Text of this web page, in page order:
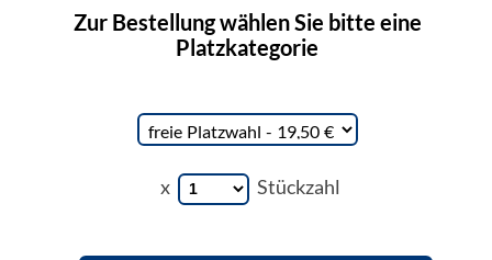
Zur Bestellung wählen Sie bitte eine
Platzkategorie
x Stückzahl